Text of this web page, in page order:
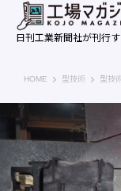
日刊工業新聞社が刊行
HOME 工場マガジンラッ
型技術 型技